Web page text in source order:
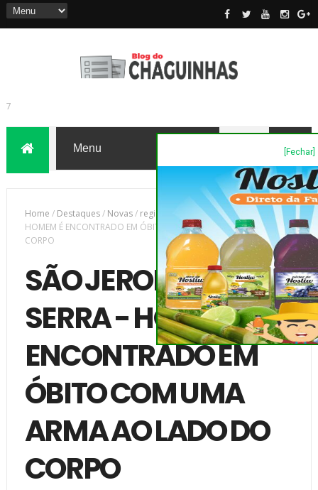
7
Home / Destaques/ Novas/ região
SÃO JERONIMO DA SERRA -
HOMEM É ENCONTRADO EM ÓBITO COM UMA ARMA AO LADO DO
CORPO
SÃO JERONIMO DA
SERRA - HOMEM É
ENCONTRADO EM
ÓBITO COM UMA
ARMA AO LADO DO
CORPO